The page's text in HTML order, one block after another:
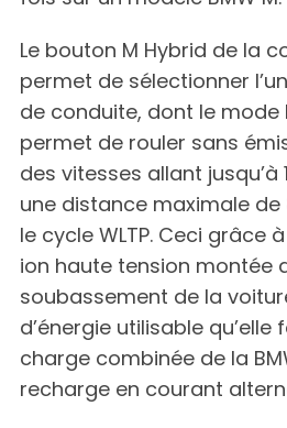
Le bouton M Hybrid de la
permet de sélectionner
de conduite, dont le mode
permet de rouler sans
des vitesses allant jusqu’à
une distance maximale de
le cycle WLTP. Ceci grâce
ion haute tension montée
soubassement de la
d’énergie utilisable qu’elle
charge combinée de la
recharge en courant